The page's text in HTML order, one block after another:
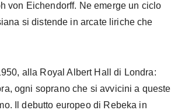
von Eichendorff. Ne emerge un ciclo
si distende in arcate liriche che
alla Royal Albert Hall di Londra:
ogni soprano che si avvicini a queste
Il debutto europeo di Rebeka in